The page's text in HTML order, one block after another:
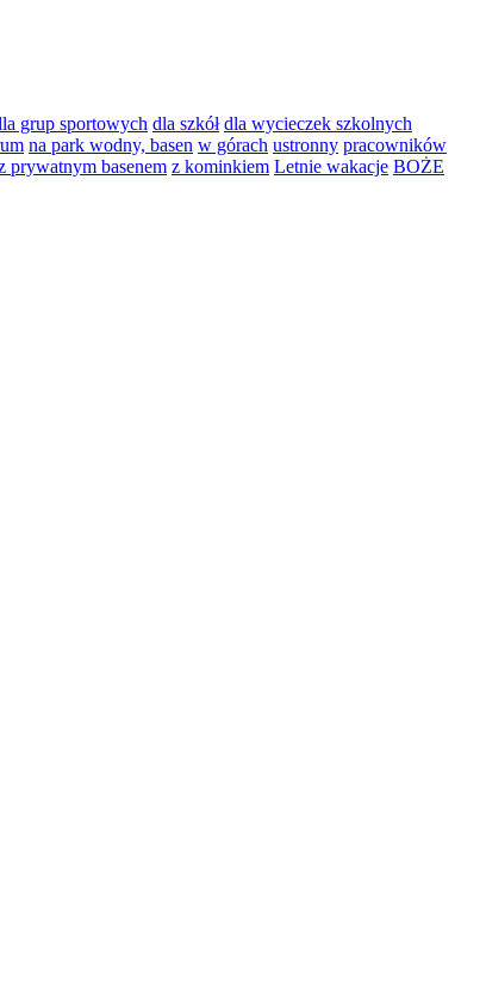
grup sportowych dla szkół dla wycieczek szkolnych
na park wodny, basen w górach ustronny pracowników
prywatnym basenem z kominkiem Letnie wakacje BOŻE